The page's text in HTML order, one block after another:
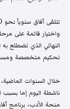
واختيار قائمة على
النهائي الذي تضطلع
تحكيم متخصصة
خلال السنوات
ناشطة اليوم إما بسبب
منحة الأدب، برنامج